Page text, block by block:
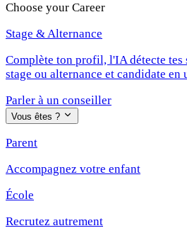
Choose your Career
Stage & Alternance
Complète ton profil, l'IA détecte
stage ou alternance et candidate en
Parler à un conseiller
Vous êtes ?
Parent
Accompagnez votre enfant
École
Recrutez autrement